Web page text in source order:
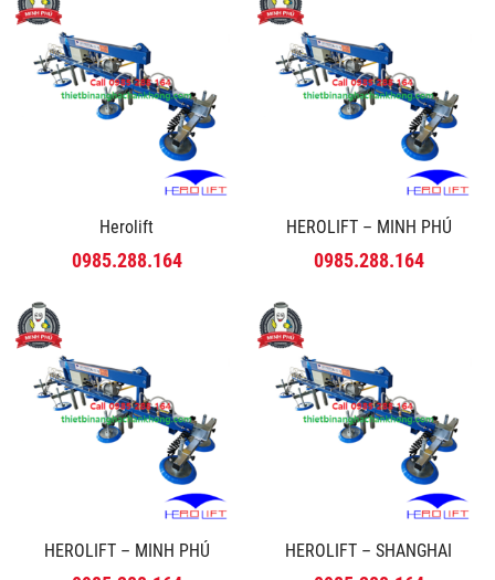
Herolift
0985.288.164
HEROLIFT – MINH PHÚ
0985.288.164
HEROLIFT – MINH PHÚ HEROLIFT – SHANGHAI